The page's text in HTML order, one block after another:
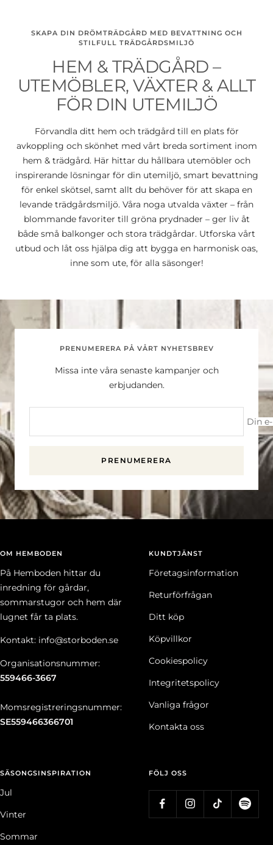
SKAPA DIN DRÖMTRÄDGÅRD MED BEVATTNING OCH
STILFULL TRÄDGÅRDSMILJÖ
HEM & TRÄDGÅRD –
UTEMÖBLER, VÄXTER & ALLT
FÖR DIN UTEMILJÖ
Förvandla ditt hem och trädgård till en plats för
avkoppling och skönhet med vårt breda sortiment inom
hem & trädgård. Här hittar du hållbara utemöbler och
inspirerande lösningar för din utemiljö, smart bevattning
för enkel skötsel, samt allt du behöver för att skapa en
levande trädgårdsmiljö. Våra noga utvalda växter – från
blommande favoriter till gröna prydnader – ger liv åt
både små balkonger och stora trädgårdar. Utforska vårt
utbud och låt oss hjälpa dig att bygga en harmonisk oas,
inne som ute, för alla säsonger!
PRENUMERERA PÅ VÅRT NYHETSBREV
Missa inte våra senaste kampanjer och
erbjudanden.
Din
PRENUMERERA
OM HEMBODEN
På Hemboden hittar du
inredning för gårdar,
sommarstugor och hem där
lugnet får ta plats.
Kontakt: info@storboden.se
Organisationsnummer:
559466-3667
Momsregistreringsnummer:
SE559466366701
KUNDTJÄNST
Företagsinformation
Returförfrågan
Ditt köp
Köpvillkor
Cookiespolicy
Integritetspolicy
Vanliga frågor
Kontakta oss
SÄSONGSINSPIRATION
Jul
Vinter
Sommar
FÖLJ OSS